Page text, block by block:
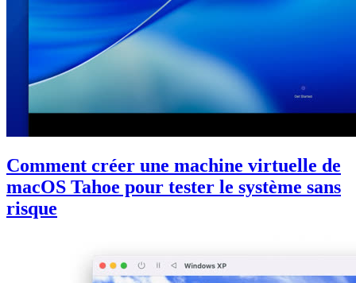
Comment créer une machine virtuelle de
macOS Tahoe pour tester le système sans
risque